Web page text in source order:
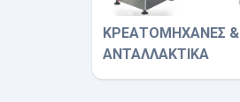
ΚΡΕΑΤΟΜΗΧΑΝΕΣ &
ΑΝΤΑΛΛΑΚΤΙΚΑ